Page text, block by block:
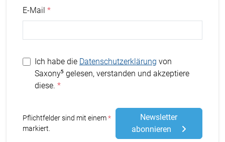
E-Mail
Ich habe die Datenschutzerklärung von
Saxony⁵ gelesen, verstanden und akzeptiere
diese.
Pflichtfelder sind mit einem Stern
markiert.
Newsletter
abonnieren